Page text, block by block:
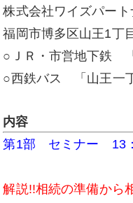
株式会社ワイズパー
福岡市博多区山王1丁
○ＪＲ・市営地下鉄
○西鉄バス 「山王一
内容
第1部 セミナー 13
解説!!相続の準備から